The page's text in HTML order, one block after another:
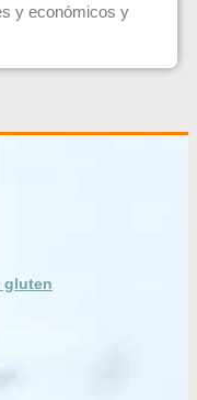
y económicos y
gluten